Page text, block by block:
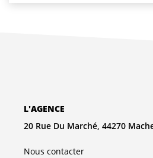
L'AGENCE
20 Rue Du Marché, 44270
Nous contacter